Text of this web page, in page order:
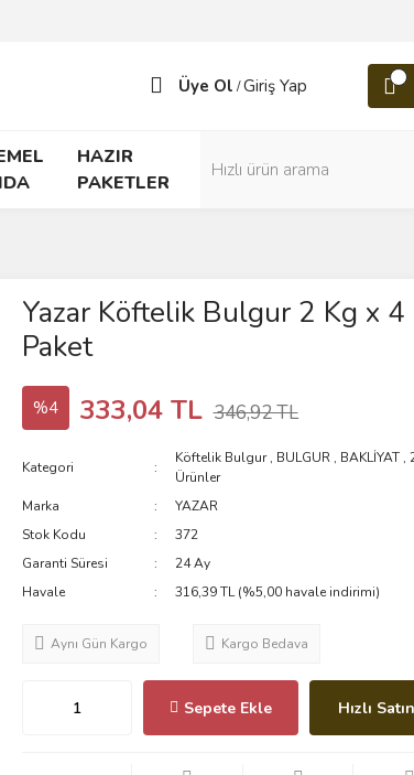
Üye Ol /Giriş Yap
HAZIR
PAKETLER
Yazar Köftelik Bulgur 2 Kg x 4
Paket
%4 333,04 TL 346,92 TL
Kategori
Köftelik Bulgur, BULGUR , BAKLİYAT ,
Ürünler
Marka
YAZAR
Stok Kodu
372
Garanti Süresi
24 Ay
Havale
316,39 TL (%5,00 havale indirimi)
Aynı Gün Kargo Kargo Bedava
Sepete Ekle Hızlı